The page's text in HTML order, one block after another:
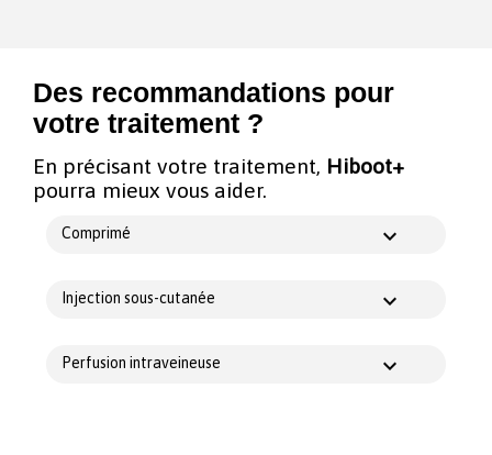
Des recommandations pour
votre traitement ?
En précisant votre traitement, Hiboot+
pourra mieux vous aider.
Comprimé
Injection sous-cutanée
Perfusion intraveineuse